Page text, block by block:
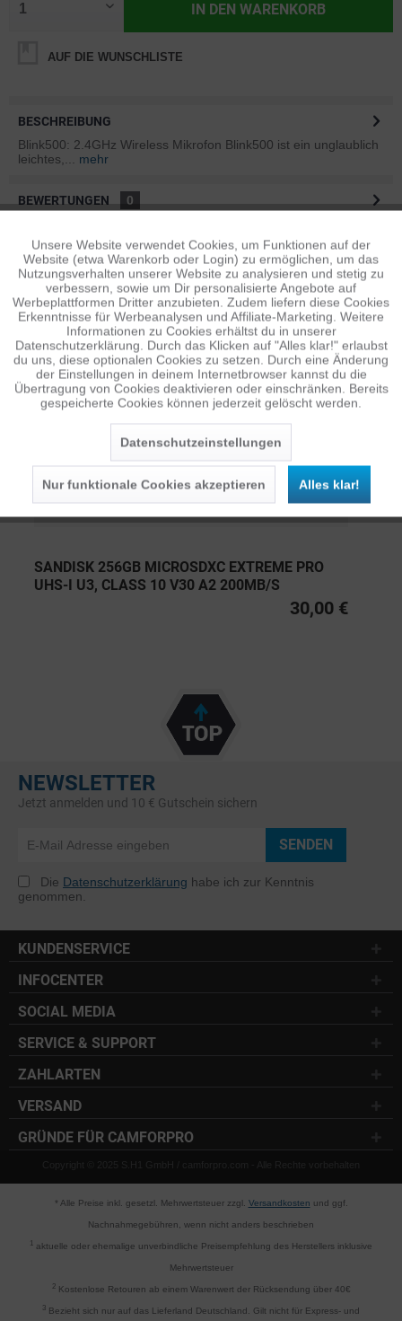
IN DEN WARENKORB
AUF DIE WUNSCHLISTE
BESCHREIBUNG
Blink500: 2.4GHz Wireless Mikrofon Blink500 ist ein unglaublich
leichtes,...
mehr
BEWERTUNGEN
0
ÄHNLICHE ARTIKEL
Diese Artikel sind dem Produkt ähnlich ...mehr
Persönliche Empfehlungen
SANDISK 256GB MICROSDXC EXTREME PRO
UHS-I U3, CLASS 10 V30 A2 200MB/S
30,00 €
NEWSLETTER
Jetzt anmelden und 10 € Gutschein sichern
SENDEN
Die Datenschutzerklärung habe ich zur Kenntnis
genommen.
KUNDENSERVICE
INFOCENTER
SOCIAL MEDIA
SERVICE & SUPPORT
ZAHLARTEN
VERSAND
GRÜNDE FÜR CAMFORPRO
Copyright © 2025 S.H1 GmbH / camforpro.com - Alle Rechte vorbehalten
* Alle Preise inkl. gesetzl. Mehrwertsteuer zzgl. Versandkosten und ggf.
Nachnahmegebühren, wenn nicht anders beschrieben
aktuelle oder ehemalige unverbindliche Preisempfehlung des Herstellers inklusive
Mehrwertsteuer
2Kostenlose Retouren ab einem Warenwert der Rücksendung über 40€
3 Bezieht sich nur auf das Lieferland Deutschland. Gilt nicht für Express- und
Funktionale Aktiv
Tracking Inaktiv
Personalisierung Inaktiv
Service Inaktiv
Unsere Website verwendet Cookies, um Funktionen auf der
Website (etwa Warenkorb oder Login) zu ermöglichen, um das
Nutzungsverhalten unserer Website zu analysieren und stetig zu
verbessern, sowie um Dir personalisierte Angebote auf
Werbeplattformen Dritter anzubieten. Zudem liefern diese Cookies
Erkenntnisse für Werbeanalysen und Affiliate-Marketing. Weitere
Informationen zu Cookies erhältst du in unserer
Datenschutzerklärung. Durch das Klicken auf "Alles klar!" erlaubst
du uns, diese optionalen Cookies zu setzen. Durch eine Änderung
der Einstellungen in deinem Internetbrowser kannst du die
Übertragung von Cookies deaktivieren oder einschränken. Bereits
gespeicherte Cookies können jederzeit gelöscht werden.
Datenschutzeinstellungen
Nur funktionale Cookies akzeptieren Alles klar!